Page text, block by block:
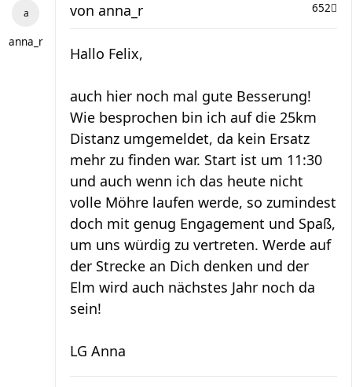
anna_r
652
von anna_r
Hallo Felix,
auch hier noch mal gute Besserung!
Wie besprochen bin ich auf die 25km
Distanz umgemeldet, da kein Ersatz
mehr zu finden war. Start ist um 11:30
und auch wenn ich das heute nicht
volle Möhre laufen werde, so zumindest
doch mit genug Engagement und Spaß,
um uns würdig zu vertreten. Werde auf
der Strecke an Dich denken und der
Elm wird auch nächstes Jahr noch da
sein!
LG Anna